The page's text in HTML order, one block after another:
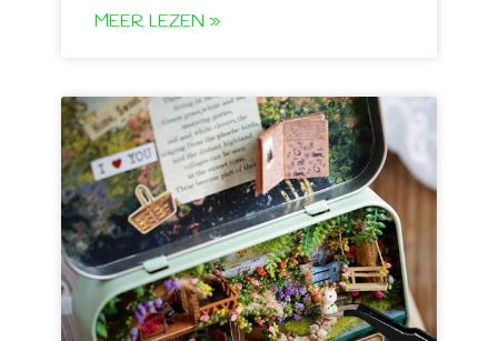
MEER LEZEN »